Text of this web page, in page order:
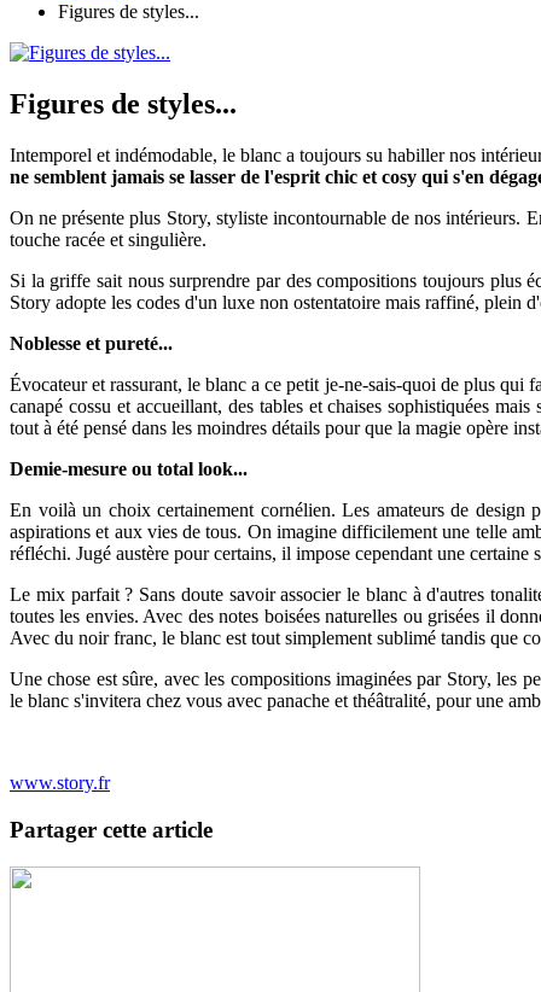
Figures de styles...
Figures de styles...
Intemporel et indémodable, le blanc a toujours su habiller nos
ne semblent jamais se lasser de l'esprit chic et cosy qui s'en
On ne présente plus Story, styliste incontournable de nos intérieurs.
touche racée et singulière.
Si la griffe sait nous surprendre par des compositions toujours plus
Story adopte les codes d'un luxe non ostentatoire mais raffiné, plein
Noblesse et pureté...
Évocateur et rassurant, le blanc a ce petit je-ne-sais-quoi de plus
canapé cossu et accueillant, des tables et chaises sophistiquées
tout à été pensé dans les moindres détails pour que la magie opère
Demie-mesure ou total look...
En voilà un choix certainement cornélien. Les amateurs de design
aspirations et aux vies de tous. On imagine difficilement une telle
réfléchi. Jugé austère pour certains, il impose cependant une
Le mix parfait ? Sans doute savoir associer le blanc à d'autres
toutes les envies. Avec des notes boisées naturelles ou grisées il
Avec du noir franc, le blanc est tout simplement sublimé tandis que
Une chose est sûre, avec les compositions imaginées par Story, les
le blanc s'invitera chez vous avec panache et théâtralité, pour une
www.story.fr
Partager cette article